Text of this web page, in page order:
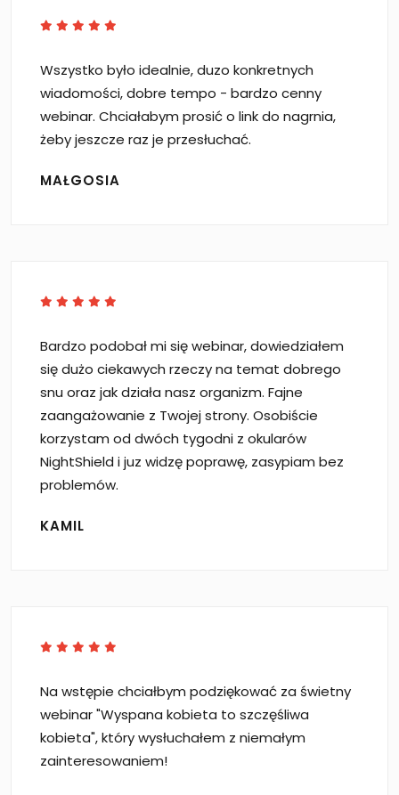
Wszystko było idealnie, duzo konkretnych
wiadomości, dobre tempo - bardzo cenny
webinar. Chciałabym prosić o link do nagrnia,
żeby jeszcze raz je przesłuchać.
MAŁGOSIA
Bardzo podobał mi się webinar, dowiedziałem
się dużo ciekawych rzeczy na temat dobrego
snu oraz jak działa nasz organizm. Fajne
zaangażowanie z Twojej strony. Osobiście
korzystam od dwóch tygodni z okularów
NightShield i juz widzę poprawę, zasypiam bez
problemów.
KAMIL
Na wstępie chciałbym podziękować za świetny
webinar "Wyspana kobieta to szczęśliwa
kobieta", który wysłuchałem z niemałym
zainteresowaniem!